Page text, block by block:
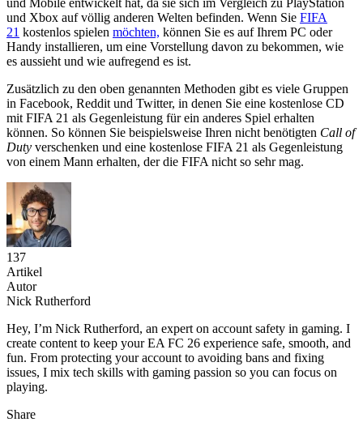
und Xbox auf völlig anderen Welten befinden. Wenn Sie FIFA
21 kostenlos spielen möchten, können Sie es auf Ihrem PC oder
Handy installieren, um eine Vorstellung davon zu bekommen, wie
es aussieht und wie aufregend es ist.
Zusätzlich zu den oben genannten Methoden gibt es viele Gruppen
in Facebook, Reddit und Twitter, in denen Sie eine kostenlose CD
mit FIFA 21 als Gegenleistung für ein anderes Spiel erhalten
können. So können Sie beispielsweise Ihren nicht benötigten Call of
Duty verschenken und eine kostenlose FIFA 21 als Gegenleistung
von einem Mann erhalten, der die FIFA nicht so sehr mag.
137
Artikel
Autor
Nick Rutherford
Hey, I’m Nick Rutherford, an expert on account safety in gaming. I
create content to keep your EA FC 26 experience safe, smooth, and
fun. From protecting your account to avoiding bans and fixing
issues, I mix tech skills with gaming passion so you can focus on
playing.
Share